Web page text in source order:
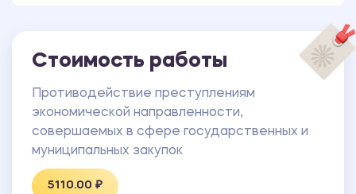
Стоимость работы
Противодействие преступлениям
экономической направленности,
совершаемых в сфере государственных и
муниципальных закупок
5110.00 ₽